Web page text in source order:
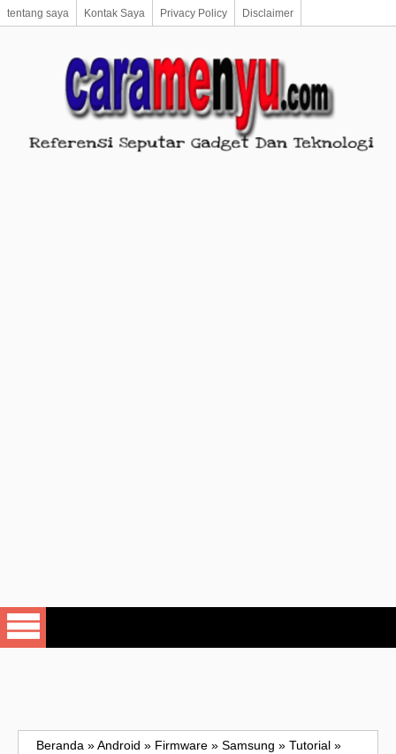
tentang saya Kontak Saya Privacy Policy Disclaimer
Beranda »Android » Firmware » Samsung » Tutorial »